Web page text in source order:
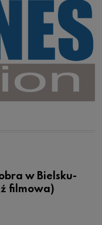
w Bielsku-
filmowa)